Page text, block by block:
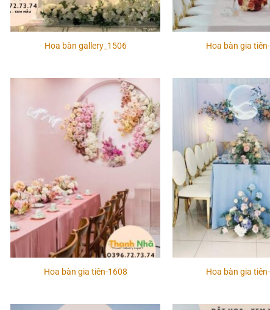
Hoa bàn gallery_1506 Hoa bàn gia
Add to
wishlist
Hoa bàn gia tiên-1608 Hoa bàn gia